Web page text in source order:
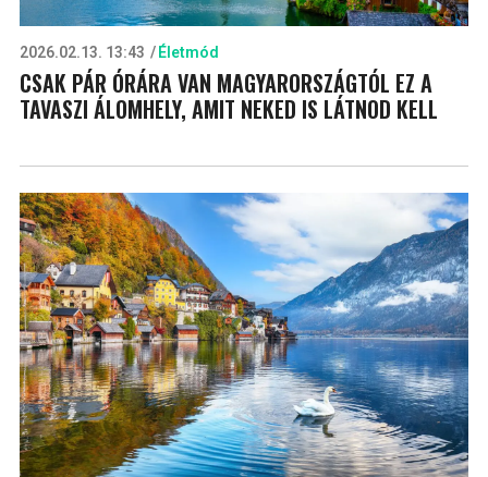
2026.02.13. 13:43 Életmód
CSAK PÁR ÓRÁRA VAN MAGYARORSZÁGTÓL EZ A
TAVASZI ÁLOMHELY, AMIT NEKED IS LÁTNOD KELL